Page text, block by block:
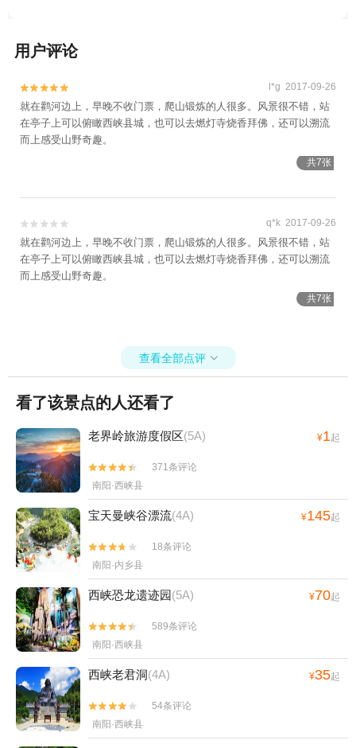
用户评论

 l*g 2017-09-26
就在鹳河边上，早晚不收门票，爬山锻炼的人很多。风景很不错，站
在亭子上可以俯瞰西峡县城，也可以去燃灯寺烧香拜佛，还可以溯流
而上感受山野奇趣。
共7张

 q*k 2017-09-26
就在鹳河边上，早晚不收门票，爬山锻炼的人很多。风景很不错，站
在亭子上可以俯瞰西峡县城，也可以去燃灯寺烧香拜佛，还可以溯流
而上感受山野奇趣。
共7张
查看全部点评 
看了该景点的人还看了
老界岭旅游度假区(5A) ¥1起


371条评论
南阳·西峡县
宝天曼峡谷漂流(4A) ¥145起


18条评论
南阳·内乡县
西峡恐龙遗迹园(5A) ¥70起


589条评论
南阳·西峡县
西峡老君洞(4A) ¥35起


54条评论
南阳·西峡县